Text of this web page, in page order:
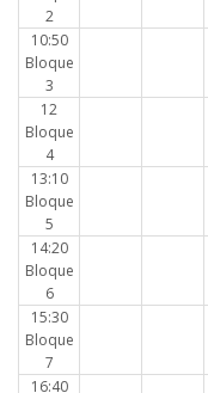
2
10:50
Bloque
3
12
Bloque
4
13:10
Bloque
5
14:20
Bloque
6
15:30
Bloque
7
16:40